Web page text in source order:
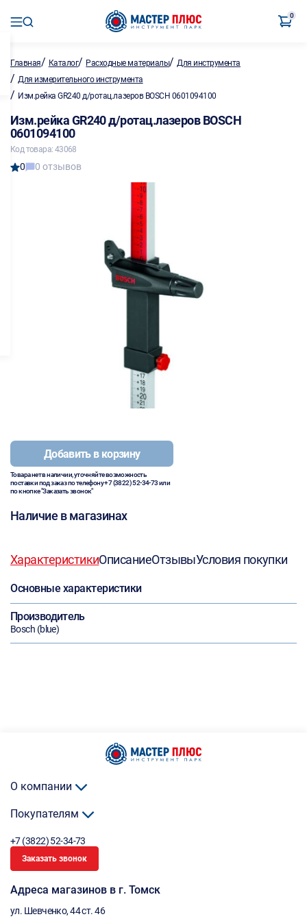
0
Главная/ Каталог/ Расходные материалы/Для инструмента
/ Для измерительного инструмента
/ Изм.рейка GR240 д/ротац.лазеров BOSCH 0601094100
Изм.рейка GR240 д/ротац.лазеров BOSCH
0601094100
Код товара: 43068
0 0 отзывов
Добавить в корзину
Товара нет в наличии, уточняйте возможность
поставки под заказ по телефону+7 (3822) 52-34-73или
по кнопке "Заказать звонок"
Наличие в магазинах
ХарактеристикиОписаниеОтзывыУсловия покупки
Основные характеристики
Производитель
Bosch (blue)
О компании
Покупателям
+7 (3822) 52-34-73
Заказать звонок
Адреса магазинов в г. Томск
ул. Шевченко, 44 ст. 46